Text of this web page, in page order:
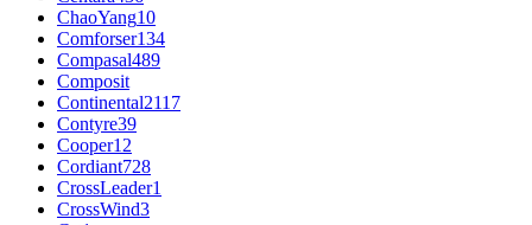
ChaoYang10
Comforser134
Compasal489
Composit
Continental2117
Contyre39
Cooper12
Cordiant728
CrossLeader1
CrossWind3